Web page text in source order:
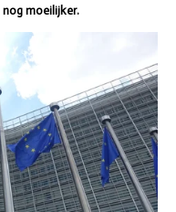
nog moeilijker.